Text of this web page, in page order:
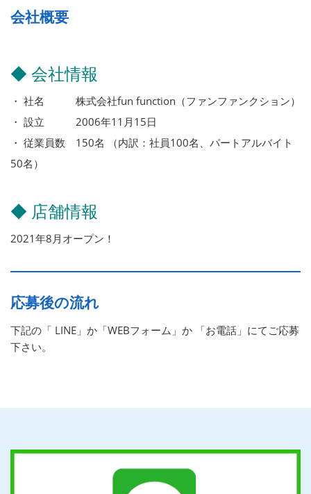
会社概要
◆ 会社情報
・ 社名 株式会社fun function（ファンファンクション）
・ 設立 2006年11月15日
・ 従業員数 150名 （内訳：社員100名、パートアルバイト
50名）
◆ 店舗情報
2021年8月オープン！
応募後の流れ
下記の「 LINE」か「WEBフォーム」か 「お電話」にてご応募
下さい。